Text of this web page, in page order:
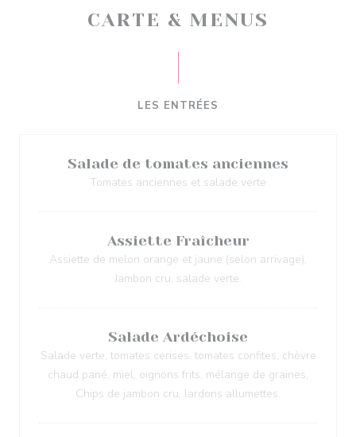
CARTE & MENUS
LES ENTRÉES
Salade de tomates anciennes
Tomates anciennes et salade verte
Assiette Fraîcheur
Assiette de melon orange et jaune (selon arrivage),
Jambon cru, salade verte.
Salade Ardéchoise
Salade verte, tomates cerises, tomates confites, chèvre
chaud pané, miel, oignons frits, mélange de graines,
Chips de jambon cru, lardons allumettes.